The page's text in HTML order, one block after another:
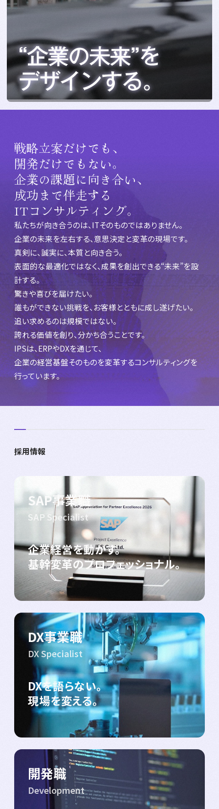
戦略立案だけでも、
開発だけでもない。
企業の課題に向き合い、
成功まで伴走する
ITコンサルティング。
私たちが向き合うのは、ITそのものではありません。
企業の未来を左右する、意思決定と変革の現場です。
真剣に、誠実に、本質と向き合う。
表面的な最適化ではなく、成果を創出できる“未来”を設
計する。
驚きや喜びを届けたい。
誰もができない挑戦を、お客様とともに成し遂げたい。
追い求めるのは規模ではない。
誇れる価値を創り、分かち合うことです。
IPSは、ERPやDXを通じて、
企業の経営基盤そのものを変革するコンサルティングを
行っています。
採用情報
SAP事業職
SAP Specialist
企業経営を動かす。
基幹変革のプロフェッショナル。
DX事業職
DX Specialist
DXを語らない。
現場を変える。
開発職
Development